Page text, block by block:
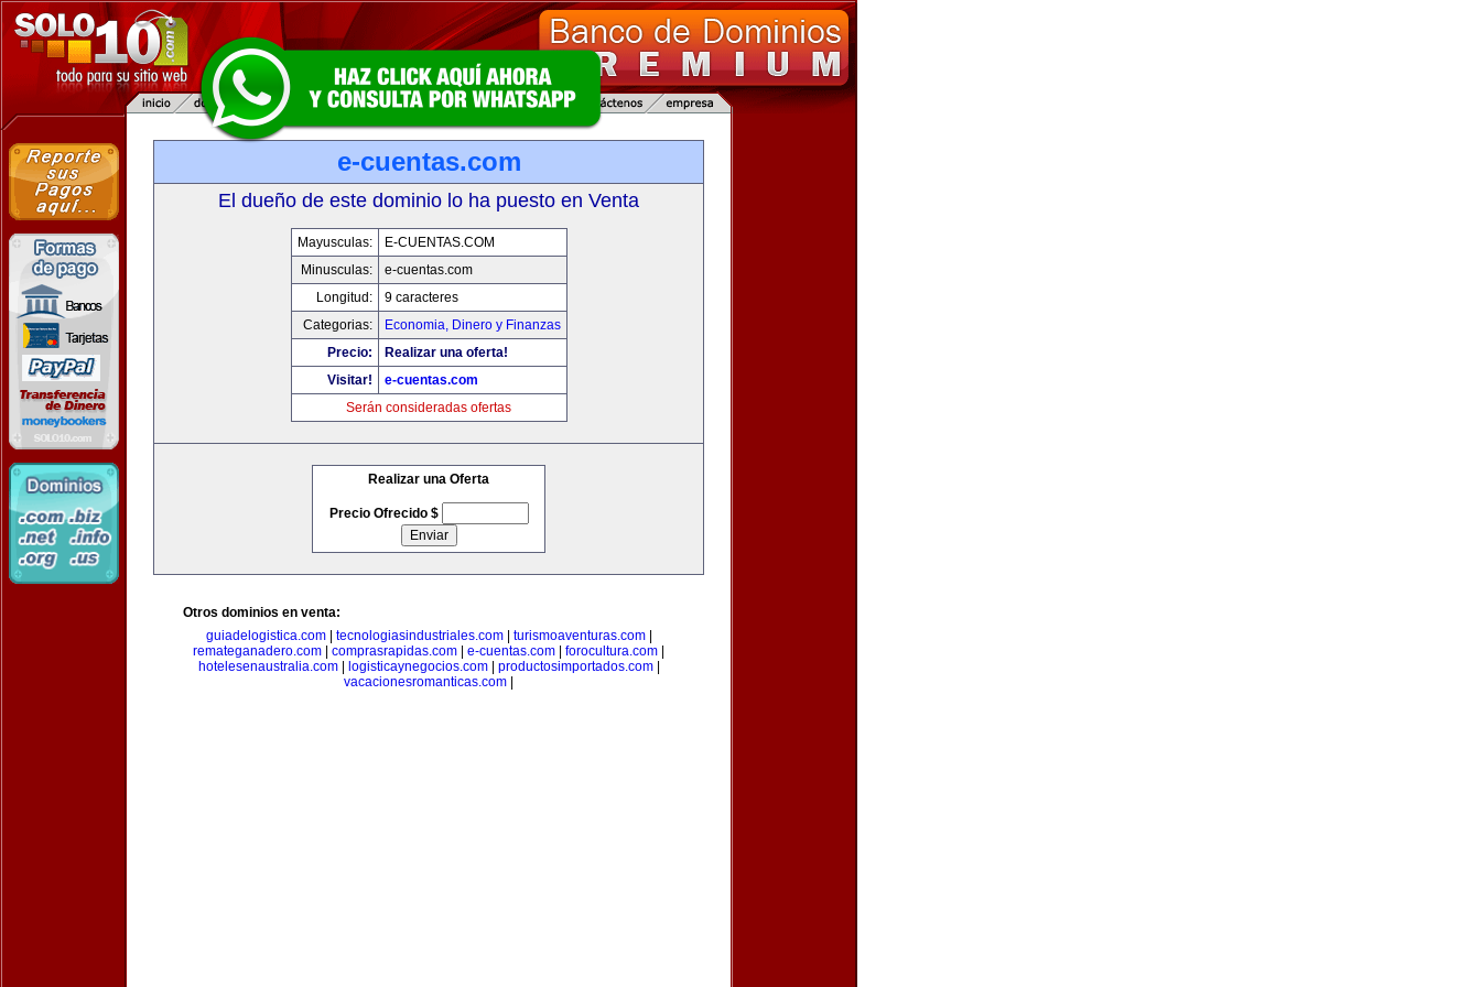
e-cuentas.com
El dueño de este dominio lo ha puesto en Venta
Mayusculas:
E-CUENTAS.COM
Minusculas:
e-cuentas.com
Longitud:
9 caracteres
Categorias:
Economia, Dinero y Finanzas
Precio:
Realizar una oferta!
Visitar!
e-cuentas.com
Serán consideradas ofertas
Realizar una Oferta
Precio Ofrecido $
Otros dominios en venta:
guiadelogistica.com| tecnologiasindustriales.com| turismoaventuras.com|
remateganadero.com
comprasrapidas.com e-cuentas.com forocultura.com
hotelesenaustralia.com| logisticaynegocios.com| productosimportados.com|
vacacionesromanticas.com